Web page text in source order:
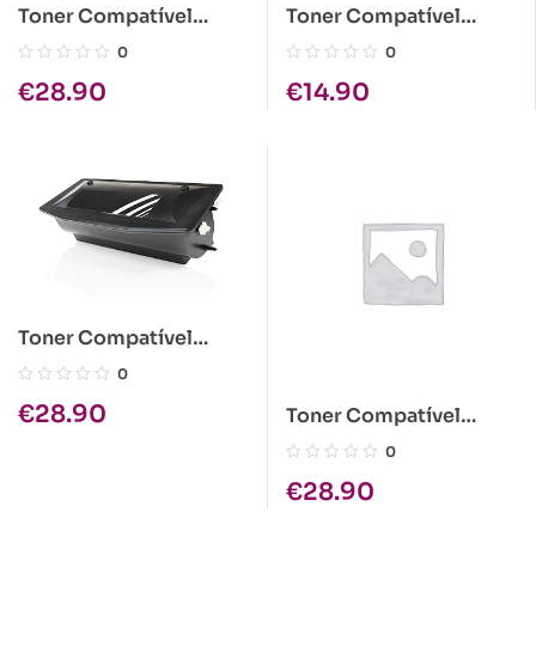
Toner Compatível
Epson C1100 Amarelo
0
€28.90
Toner Compatível
Brother TN-4100
0
€14.90
Toner Compatível
Kyocera KM1505
0
€28.90
Toner Compatível
Epson C1100 Ciano Alta
0
€28.90